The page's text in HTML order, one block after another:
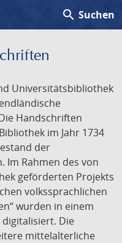
search Suchen
Universitätsbibliothek
Handschriften
im Jahr 1734
der
Im Rahmen des von
geförderten Projekts
volkssprachlichen
wurden in einem
Die
mittelalterliche